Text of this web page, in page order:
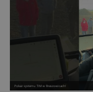
Pokaz systemu TIM w Braszowicach!